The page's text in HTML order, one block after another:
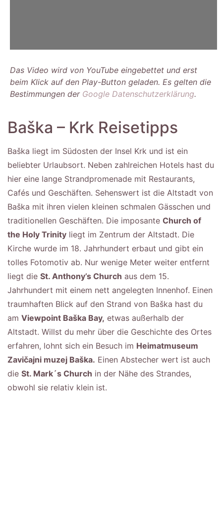
Das Video wird von YouTube eingebettet und erst
beim Klick auf den Play-Button geladen. Es gelten die
Bestimmungen der Google Datenschutzerklärung.
Baška – Krk Reisetipps
Baška liegt im Südosten der Insel Krk und ist ein
beliebter Urlaubsort. Neben zahlreichen Hotels hast du
hier eine lange Strandpromenade mit Restaurants,
Cafés und Geschäften. Sehenswert ist die Altstadt von
Baška mit ihren vielen kleinen schmalen Gässchen und
traditionellen Geschäften. Die imposante Church of
the Holy Trinity liegt im Zentrum der Altstadt. Die
Kirche wurde im 18. Jahrhundert erbaut und gibt ein
tolles Fotomotiv ab. Nur wenige Meter weiter entfernt
liegt die St. Anthony’s Church aus dem 15.
Jahrhundert mit einem nett angelegten Innenhof. Einen
traumhaften Blick auf den Strand von Baška hast du
am Viewpoint Baška Bay, etwas außerhalb der
Altstadt. Willst du mehr über die Geschichte des Ortes
erfahren, lohnt sich ein Besuch im Heimatmuseum
Zavičajni muzej Baška. Einen Abstecher wert ist auch
die St. Mark´s Church in der Nähe des Strandes,
obwohl sie relativ klein ist.